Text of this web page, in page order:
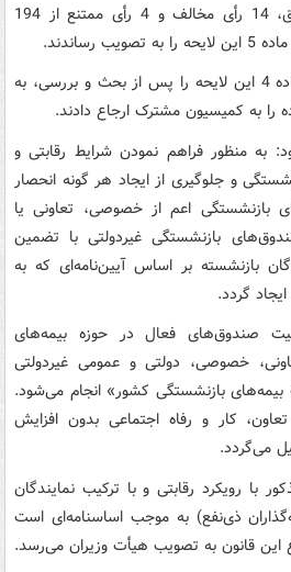
وکلای ملت با 102 رأی موافق، 14 رأی مخالف و 4 رأی ممتنع از 194
همچنین نمایندگان مجلس ماده 4 این لایحه را پس از بحث و بررسی، به
را به کمیسیون مشترک ارجاع دادند.
بود: به منظور فراهم نمودن شرایط رقابتی و
و جلوگیری از ایجاد هر گونه انحصار
بازنشستگی اعم از خصوصی، تعاونی یا
بازنشستگی غیردولتی با تضمین
بازنشسته بر اساس آیین‌نامه‌ای که به
گردد.
صندوق‌های فعال در حوزه بیمه‌های
خصوصی، دولتی و عمومی غیردولتی
بازنشستگی کشور» انجام می‌شود.
کار و رفاه اجتماعی بدون افزایش
می‌گردد.
با رویکرد رقابتی و با ترکیب نمایندگان
ذی‌نفع) به موجب اساسنامه‌ای است
این قانون به تصویب هیأت وزیران می‌رسد.